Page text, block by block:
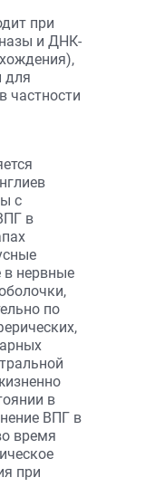
при
и ДНК-
для
частности
с
в
в нервные
по
в
ВПГ в
время
при